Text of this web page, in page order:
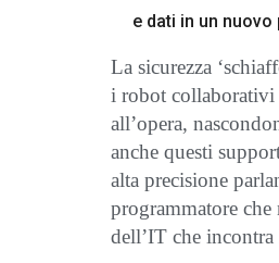
e dati in un
La sicurezza
i robot collaborativi
all’opera,
anche questi
alta precisione
programmatore
dell’IT che incontra